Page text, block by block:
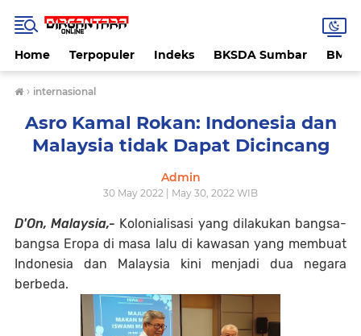
Home Terpopuler Indeks BKSDA Sumbar
› internasional
Asro Kamal Rokan: Indonesia dan
Malaysia tidak Dapat Dicincang
Admin
30 May 2022 | May 30, 2022 WIB
D'On, Malaysia,- Kolonialisasi yang dilakukan bangsa-
bangsa Eropa di masa lalu di kawasan yang membuat
Indonesia dan Malaysia kini menjadi dua negara
berbeda.